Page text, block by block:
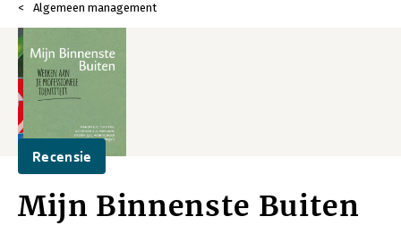
Algemeen management
Recensie
Mijn Binnenste Buiten